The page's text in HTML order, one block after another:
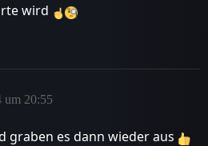
wird
um 20:55
graben es dann wieder aus